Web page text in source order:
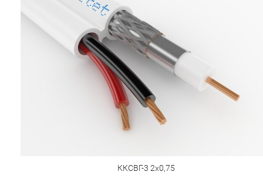
ККСВГ-3 2х0,75